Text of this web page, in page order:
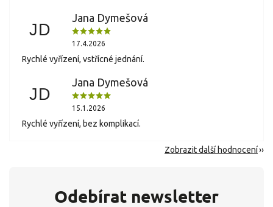
JD
Jana Dymešová
17.4.2026
Rychlé vyřízení, vstřícné jednání.
JD
Jana Dymešová
15.1.2026
Rychlé vyřízení, bez komplikací.
Zobrazit další hodnocení
Odebírat newsletter